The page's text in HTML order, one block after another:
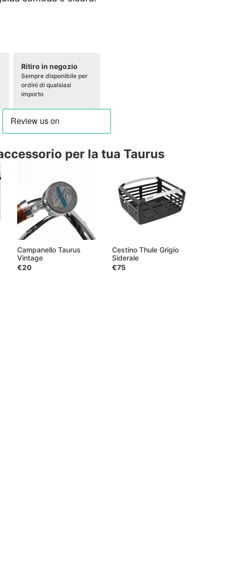
Ritiro in negozio
Sempre disponibile per
ordini di qualsiasi
importo
per la tua Taurus
Campanello Taurus
Vintage
€20
Cestino Thule Grigio
Siderale
€75